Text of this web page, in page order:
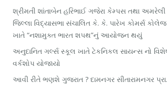
શ્રીમતી શાંતાબેન હરિભાઈ ગજેરા કેમ્પસ તથા અમરેલી
જિલ્લા વિદ્યાસભા સંચાલિત કે. કે. પારેખ કોમર્સ કોલેજ
ખાતે “નશામુક્ત ભારત શપથ”નું આયોજન થયું
અનુદાનિત ગર્લ્સ સ્કૂલ ખાતે ટેકનિકલ સાયન્સ નો
વર્કશોપ યોજાયો
આવી રીતે ભણશે ગુજરાત ? દામનગર સીતારામનગર